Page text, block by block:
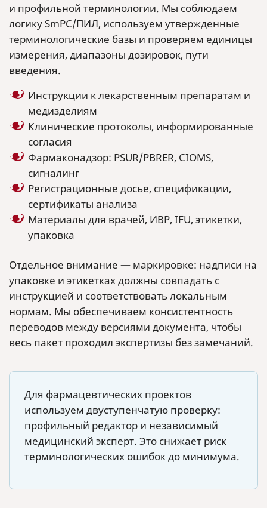
и профильной терминологии. Мы соблюдаем
логику SmPC/ПИЛ, используем утвержденные
терминологические базы и проверяем единицы
измерения, диапазоны дозировок, пути
введения.
Инструкции к лекарственным препаратам и
медизделиям
Клинические протоколы, информированные
согласия
Фармаконадзор: PSUR/PBRER, CIOMS,
сигналинг
Регистрационные досье, спецификации,
сертификаты анализа
Материалы для врачей, ИВР, IFU, этикетки,
упаковка
Отдельное внимание — маркировке: надписи на
упаковке и этикетках должны совпадать с
инструкцией и соответствовать локальным
нормам. Мы обеспечиваем консистентность
переводов между версиями документа, чтобы
весь пакет проходил экспертизы без замечаний.
Для фармацевтических проектов
используем двуступенчатую проверку:
профильный редактор и независимый
медицинский эксперт. Это снижает риск
терминологических ошибок до минимума.